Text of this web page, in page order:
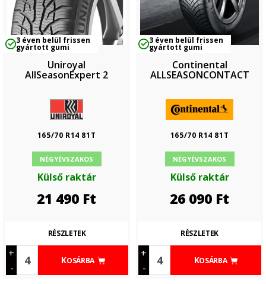
3 éven belül frissen
gyártott gumi
Uniroyal
AllSeasonExpert 2
165/70 R14 81T
NÉGYÉVSZAKOS
Külső raktár
21 490 Ft
+
-
KOSÁRBA
RÉSZLETEK
3 éven belül frissen
gyártott gumi
Continental
ALLSEASONCONTACT
165/70 R14 81T
NÉGYÉVSZAKOS
Külső raktár
26 090 Ft
+
-
KOSÁRBA
RÉSZLETEK